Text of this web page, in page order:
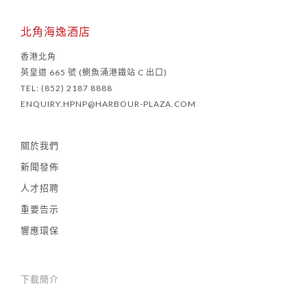
北角海逸酒店
香港北角
英皇道 665 號 (鰂魚涌港鐵站 C 出口)
TEL: (852) 2187 8888
ENQUIRY.HPNP@HARBOUR-PLAZA.COM
關於我們
新聞發佈
人才招聘
重要告示
響應環保
下載簡介